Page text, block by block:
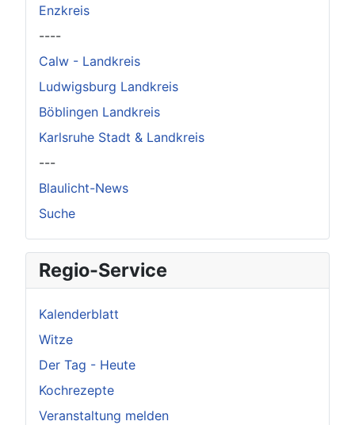
Enzkreis
----
Calw - Landkreis
Ludwigsburg Landkreis
Böblingen Landkreis
Karlsruhe Stadt & Landkreis
---
Blaulicht-News
Suche
Regio-Service
Kalenderblatt
Witze
Der Tag - Heute
Kochrezepte
Veranstaltung melden